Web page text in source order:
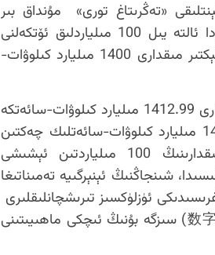
ئاگېنتلىقى «تەڭرىتاغ تورى» مۇنداق بىر
خەۋەرنى ئېلان قىلدى: «سانلاردىكى يېڭى ئۆزگىرىشلەر» : ئۇدا ئالتە يىل 100 مىلياردلىق ئۆتكەلنى
بۆسۈپ ئۆتتى: شىنجاڭنىڭ 2025-يىلى سىرتقا ئەۋەتكەن ئېلېكتىر مىقدارى 1400 مىليارد كىلوۋات-
-2025يىلى شىنجاڭنىڭ سىرتقا ئەۋەتكەن ئېلېكتىر مىقدارى 1412.99 مىليارد كىلوۋات-سائەتكە
يېتىپ، بىر يىل ئىلگىرىكىدىن %11.5 ئاشتى. بۇ ئارقىلىق 1400 مىليارد كىلوۋات-سائەتلىك چەكتىن
ئېشىپ، ئۇدا ئالتە يىل سىرتقا ئەۋەتىلگەن ئېلېكتىر مىقدارىنىڭ 100 مىلياردتىن ئېشىشى
شىنجاڭنىڭ ئېنېرگىيە تەمىناتىغا
ئۈزلۈكسىز تىرىشچانلىقلىرى
ياتىدۇ. بۇ «سانلار ئارقىلىق يېڭى ئۆزگىرىشلەر» (数字的“新”变化) سىزگە بۇنىڭ ئىچكى ماھىيىتىنى